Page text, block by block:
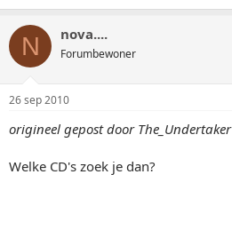
N nova....
Forumbewoner
26 sep 2010
origineel gepost door The_Undertaker
Welke CD's zoek je dan?